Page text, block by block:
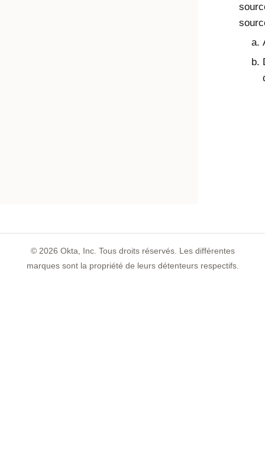
© 2026 Okta, Inc. Tous droits réservés. Les différentes
marques sont la propriété de leurs détenteurs respectifs.